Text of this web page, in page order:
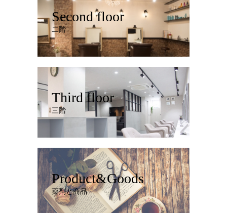
Second floor
二階
Third floor
三階
Product&Goods
薬剤と商品